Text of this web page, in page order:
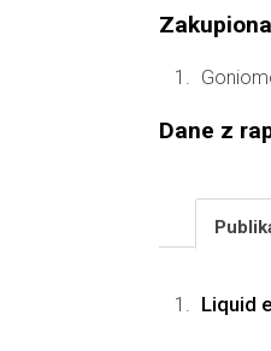
Dane z
Liquid